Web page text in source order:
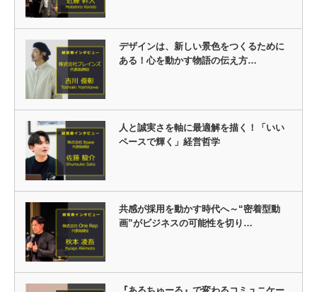
デザインは、新しい景色をつくるために
ある！心を動かす物語の伝え方…
人と誠実さを軸に最適解を描く！「いい
ペースで輝く」経営哲学
共感が採用を動かす時代へ～“密着型動
画”がビジネスの可能性を切り…